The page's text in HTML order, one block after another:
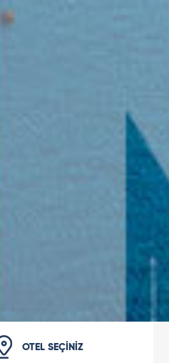
OTEL SEÇİNİZ